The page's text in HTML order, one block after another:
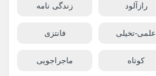
رازآلود زندگی نامه
علمی-تخیلی فانتزی
کوتاه ماجراجویی